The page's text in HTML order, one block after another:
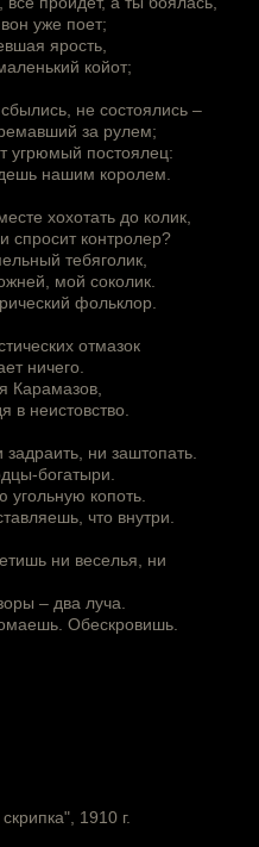
уже поет;
ярость,
койот;
не состоялись –
за рулем;
угрюмый постоялец:
нашим королем.
хохотать до колик,
спросит контролер?
тебяголик,
мой соколик.
фольклор.
отмазок
ничего.
Карамазов,
в неистовство.
ни заштопать.
богатыри.
копоть.
что внутри.
ни веселья, ни
– два луча.
Обескровишь.
1910 г.